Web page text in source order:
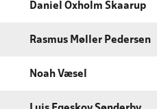
Daniel Oxholm Skaarup
Rasmus Møller Pedersen
Noah Væsel